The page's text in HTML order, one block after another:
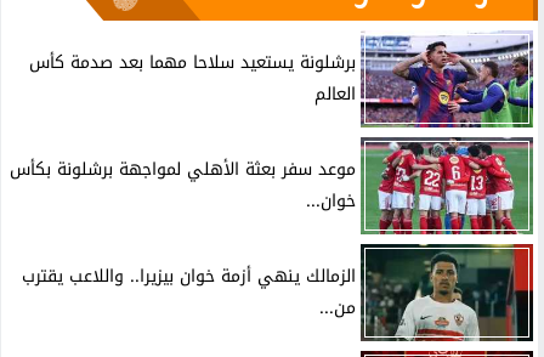
برشلونة يستعيد سلاحا مهما بعد صدمة كأس
العالم
موعد سفر بعثة الأهلي لمواجهة برشلونة بكأس
خوان...
الزمالك ينهي أزمة خوان بيزيرا.. واللاعب يقترب
من...